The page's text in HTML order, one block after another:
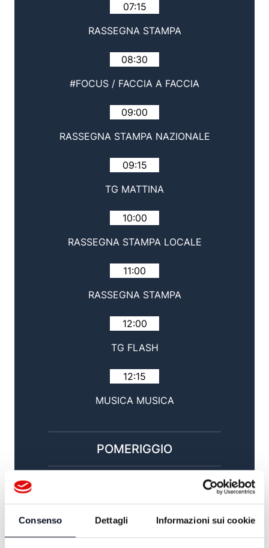
Consenso Dettagli Informazioni sui cookie
07:15
RASSEGNA STAMPA
08:30
#FOCUS / FACCIA A FACCIA
09:00
RASSEGNA STAMPA NAZIONALE
09:15
TG MATTINA
10:00
RASSEGNA STAMPA LOCALE
11:00
RASSEGNA STAMPA
12:00
TG FLASH
12:15
MUSICA MUSICA
POMERIGGIO
TG GIORNO / SPORT
15:00